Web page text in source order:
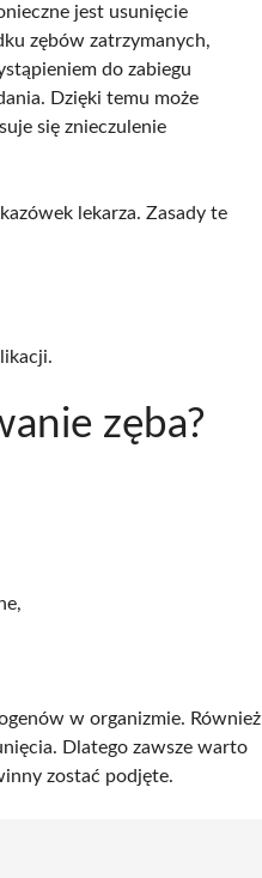
jest usunięcie
zębów zatrzymanych,
do zabiegu
Dzięki temu może
się znieczulenie
lekarza. Zasady te
zęba?
w organizmie. Również
Dlatego zawsze warto
zostać podjęte.